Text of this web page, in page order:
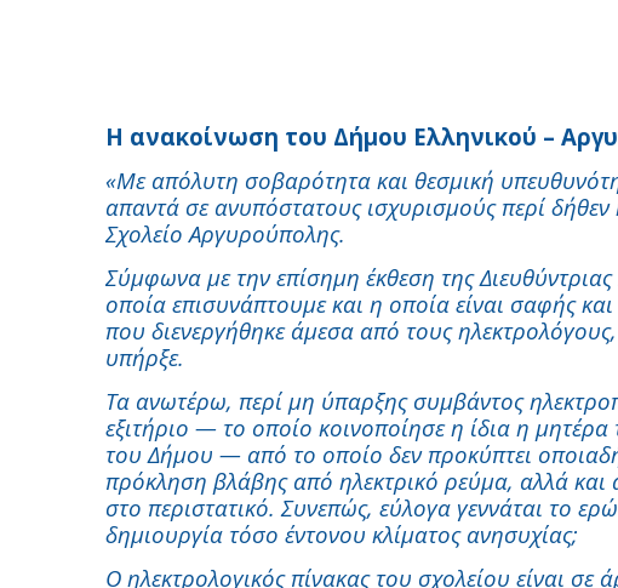
Η ανακοίνωση του Δήμου Ελληνικού –
«Με απόλυτη σοβαρότητα και θεσμική
απαντά σε ανυπόστατους ισχυρισμούς περί
Σχολείο Αργυρούπολης.
Σύμφωνα με την επίσημη έκθεση της
οποία επισυνάπτουμε και η οποία είναι σαφής
που διενεργήθηκε άμεσα από τους
υπήρξε.
Τα ανωτέρω, περί μη ύπαρξης συμβάντος
εξιτήριο — το οποίο κοινοποίησε η ίδια η
του Δήμου — από το οποίο δεν προκύπτει
πρόκληση βλάβης από ηλεκτρικό ρεύμα, αλλά
στο περιστατικό. Συνεπώς, εύλογα γεννάται το
δημιουργία τόσο έντονου κλίματος ανησυχίας;
Ο ηλεκτρολογικός πίνακας του σχολείου είναι